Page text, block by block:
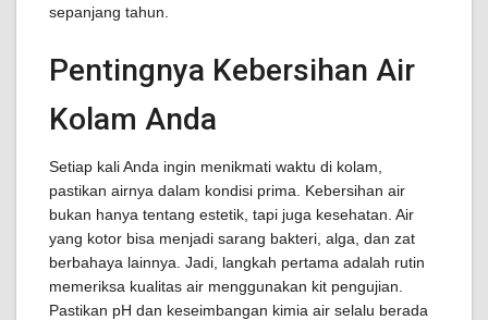
sepanjang tahun.
Pentingnya Kebersihan Air
Kolam Anda
Setiap kali Anda ingin menikmati waktu di kolam,
pastikan airnya dalam kondisi prima. Kebersihan air
bukan hanya tentang estetik, tapi juga kesehatan. Air
yang kotor bisa menjadi sarang bakteri, alga, dan zat
berbahaya lainnya. Jadi, langkah pertama adalah rutin
memeriksa kualitas air menggunakan kit pengujian.
Pastikan pH dan keseimbangan kimia air selalu berada